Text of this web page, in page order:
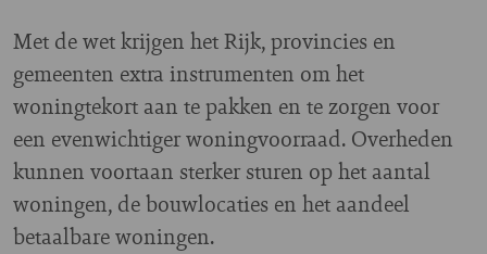
Met de wet krijgen het Rijk, provincies en
gemeenten extra instrumenten om het
woningtekort aan te pakken en te zorgen voor
een evenwichtiger woningvoorraad. Overheden
kunnen voortaan sterker sturen op het aantal
woningen, de bouwlocaties en het aandeel
betaalbare woningen.